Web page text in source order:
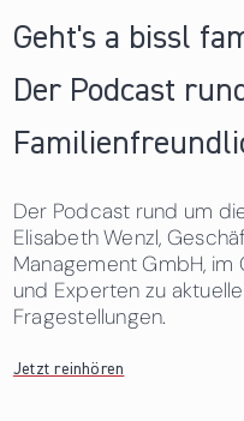
News & Events
Geht's a bissl
Der Podcast
Der Podcast rund um
Elisabeth Wenzl,
Management GmbH,
und Experten zu
Fragestellungen.
Jetzt reinhören